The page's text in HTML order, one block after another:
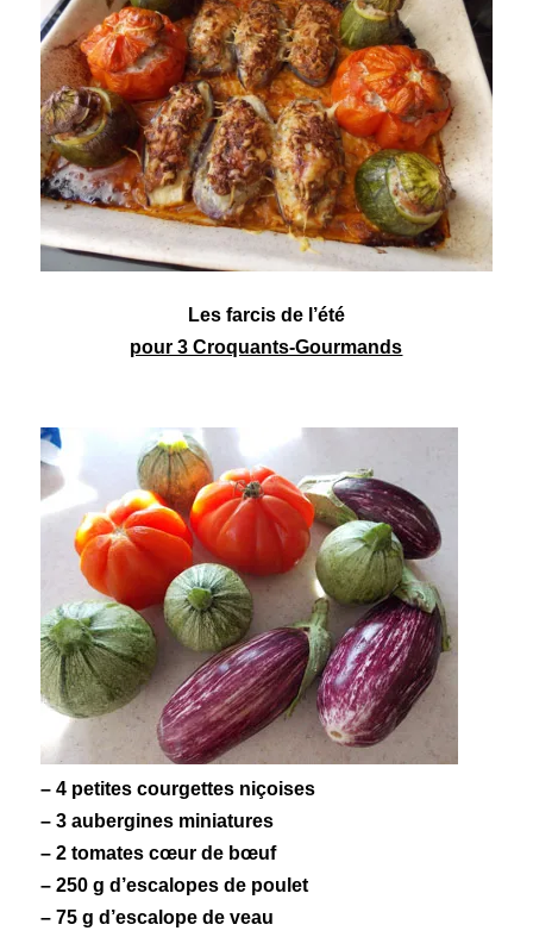
Les farcis de l’été
pour 3 Croquants-Gourmands
– 4 petites courgettes niçoises
– 3 aubergines miniatures
– 2 tomates cœur de bœuf
– 250 g d’escalopes de poulet
– 75 g d’escalope de veau